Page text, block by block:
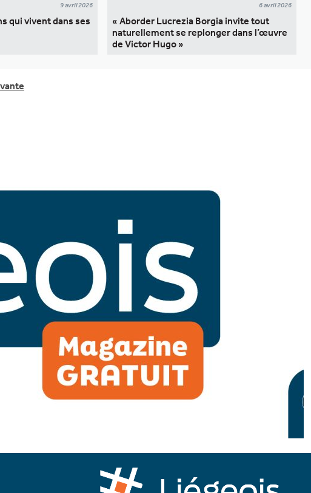
9 avril 2026
qui vivent dans ses
6 avril 2026
« Aborder Lucrezia Borgia invite tout
naturellement se replonger dans l’œuvre
de Victor Hugo »